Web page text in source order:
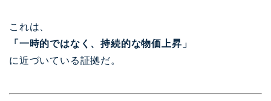
これは、
「一時的ではなく、持続的な物価上昇」
に近づいている証拠だ。